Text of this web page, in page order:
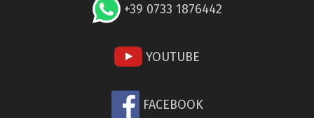
+39 0733 1876442
YOUTUBE
FACEBOOK